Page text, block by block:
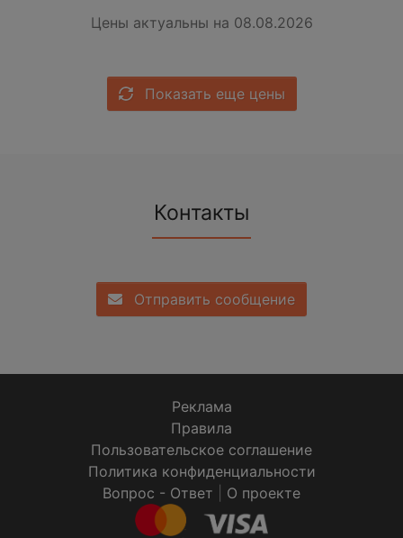
Цены актуальны на 08.08.2026
Показать еще цены
Контакты
Отправить сообщение
Реклама
Правила
Пользовательское соглашение
Политика конфиденциальности
Вопрос - Ответ
О проекте